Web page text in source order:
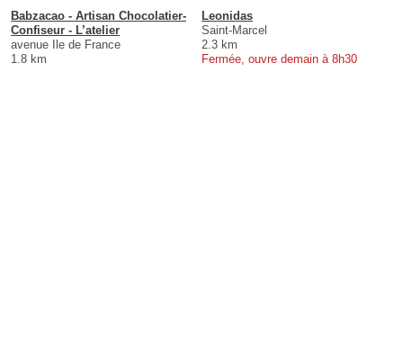
Babzacao - Artisan Chocolatier-
Confiseur - L’atelier
avenue Ile de France
1.8 km
Leonidas
Saint-Marcel
2.3 km
Fermée, ouvre demain à 8h30